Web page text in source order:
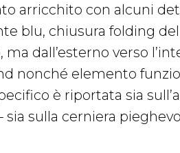
arricchito con alcuni
blu, chiusura folding
ma dall’esterno verso
nonché elemento
è riportata sia
sulla cerniera